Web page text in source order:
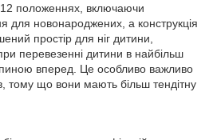
12 положеннях, включаючи
для новонароджених, а конструкція
простір для ніг дитини,
перевезенні дитини в найбільш
вперед. Це особливо важливо
тому що вони мають більш тендітну